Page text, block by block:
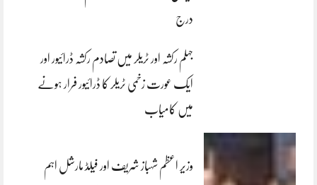
درج
جہلم رکشہ اور ٹریلر میں تصادم رکشہ ڈرائیور اور
ایک عورت زخمی ٹریلر کا ڈرائیور فرار ہونے
میں کامیاب
وزیر اعظم شہباز شریف اور فیلڈ مارشل اہم